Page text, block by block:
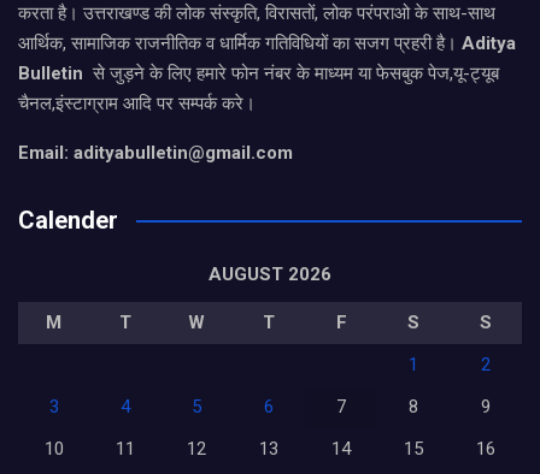
करता है। उत्तराखण्ड की लोक संस्कृति, विरासतों, लोक परंपराओ के साथ-साथ
आर्थिक, सामाजिक राजनीतिक व धार्मिक गतिविधियों का सजग प्रहरी है। Aditya
Bulletin से जुड़ने के लिए हमारे फोन नंबर के माध्यम या फेसबुक पेज,यू-ट्यूब
चैनल,इंस्टाग्राम आदि पर सम्पर्क करे।
Email: adityabulletin@gmail.com
Calender
AUGUST 2026
M T W T F S
S
1
2
3
4 5 6 7 8
9
10
11 12 13 14 15
16